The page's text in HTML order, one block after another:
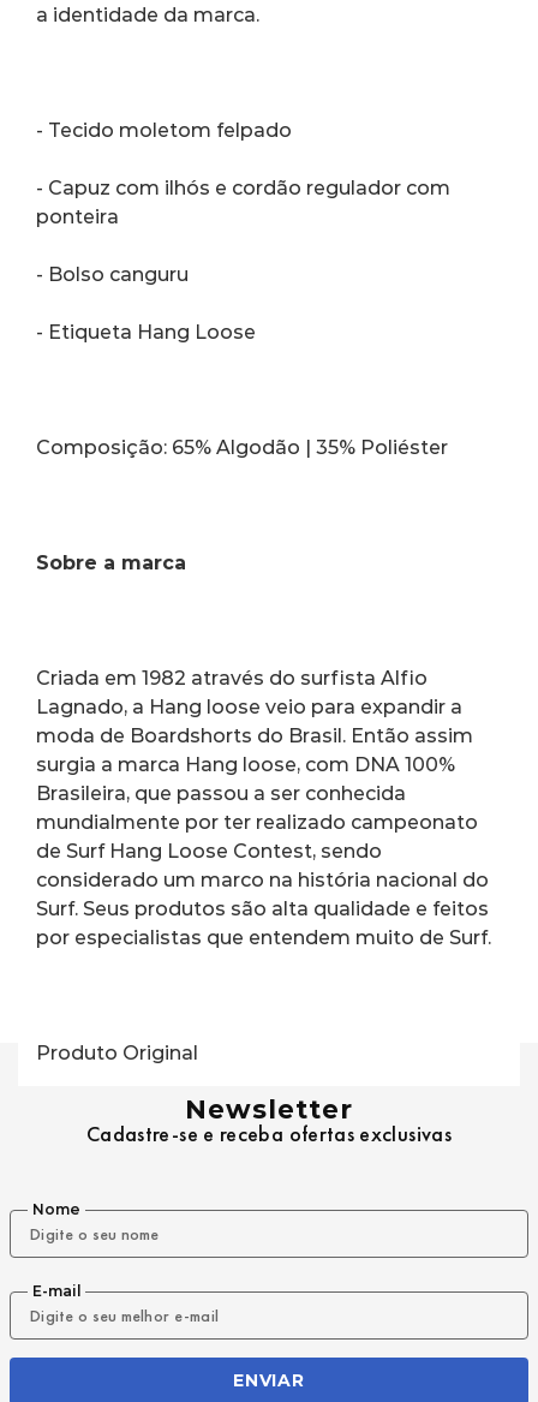
a identidade da marca.
- Tecido moletom felpado
- Capuz com ilhós e cordão regulador com
ponteira
- Bolso canguru
- Etiqueta Hang Loose
Composição: 65% Algodão | 35% Poliéster
Sobre a marca
Criada em 1982 através do surfista Alfio
Lagnado, a Hang loose veio para expandir a
moda de Boardshorts do Brasil. Então assim
surgia a marca Hang loose, com DNA 100%
Brasileira, que passou a ser conhecida
mundialmente por ter realizado campeonato
de Surf Hang Loose Contest, sendo
considerado um marco na história nacional do
Surf. Seus produtos são alta qualidade e feitos
por especialistas que entendem muito de Surf.
Produto Original
Newsletter
Cadastre-se e receba ofertas exclusivas
Nome
E-mail
ENVIAR